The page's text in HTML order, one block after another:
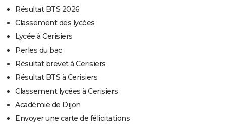
Résultat BTS 2026
Classement des lycées
Lycée à Cerisiers
Perles du bac
Résultat brevet à Cerisiers
Résultat BTS à Cerisiers
Classement lycées à Cerisiers
Académie de Dijon
Envoyer une carte de félicitations